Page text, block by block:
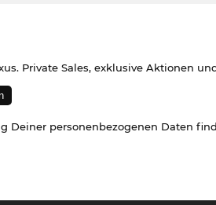
Private Sales, exklusive Aktionen
Deiner personenbezogenen Daten